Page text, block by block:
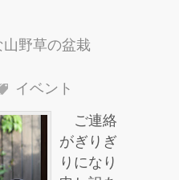
野草の盆栽
イベント
ご連絡
がぎりぎ
りになり